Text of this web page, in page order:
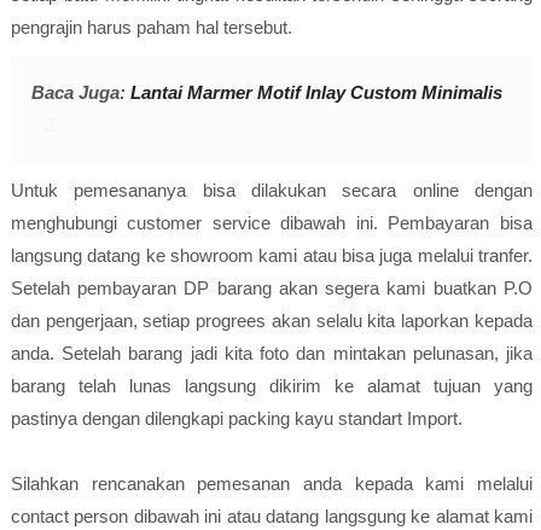
pengrajin harus paham hal tersebut.
Baca Juga: Lantai Marmer Motif Inlay Custom Minimalis
Untuk pemesananya bisa dilakukan secara online dengan
menghubungi customer service dibawah ini. Pembayaran bisa
langsung datang ke showroom kami atau bisa juga melalui tranfer.
Setelah pembayaran DP barang akan segera kami buatkan P.O
dan pengerjaan, setiap progrees akan selalu kita laporkan kepada
anda. Setelah barang jadi kita foto dan mintakan pelunasan, jika
barang telah lunas langsung dikirim ke alamat tujuan yang
pastinya dengan dilengkapi packing kayu standart Import.
Silahkan rencanakan pemesanan anda kepada kami melalui
contact person dibawah ini atau datang langsgung ke alamat kami